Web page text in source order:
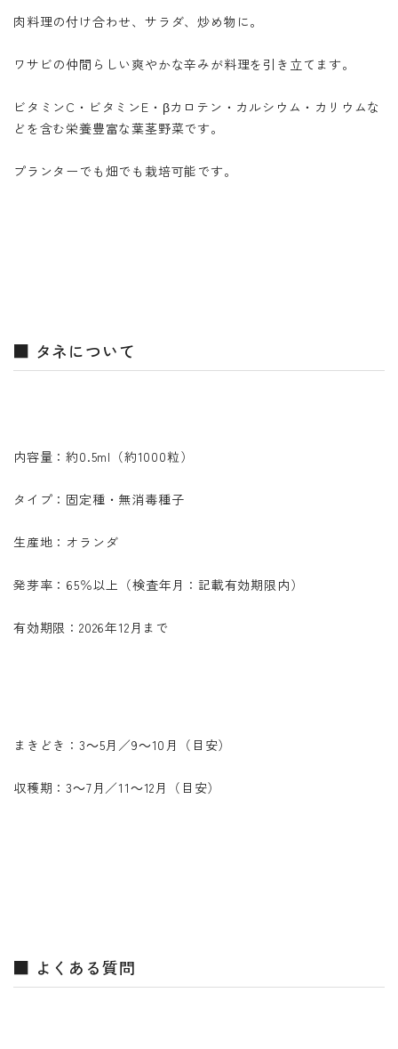
肉料理の付け合わせ、サラダ、炒め物に。
ワサビの仲間らしい爽やかな辛みが料理を引き立てます。
ビタミンC・ビタミンE・βカロテン・カルシウム・カリウムな
どを含む栄養豊富な葉茎野菜です。
プランターでも畑でも栽培可能です。
■ タネについて
内容量：約0.5ml（約1000粒）
タイプ：固定種・無消毒種子
生産地：オランダ
発芽率：65％以上（検査年月：記載有効期限内）
有効期限：2026年12月まで
まきどき：3～5月／9～10月（目安）
収穫期：3～7月／11～12月（目安）
■ よくある質問